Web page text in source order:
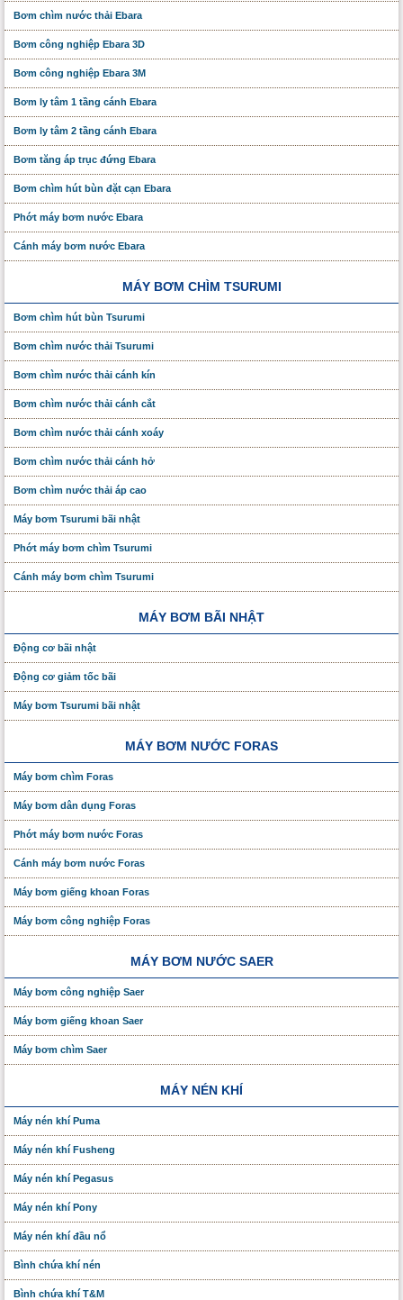
Bơm chìm nước thải Ebara
Bơm công nghiệp Ebara 3D
Bơm công nghiệp Ebara 3M
Bơm ly tâm 1 tầng cánh Ebara
Bơm ly tâm 2 tầng cánh Ebara
Bơm tăng áp trục đứng Ebara
Bơm chìm hút bùn đặt cạn Ebara
Phớt máy bơm nước Ebara
Cánh máy bơm nước Ebara
MÁY BƠM CHÌM TSURUMI
Bơm chìm hút bùn Tsurumi
Bơm chìm nước thải Tsurumi
Bơm chìm nước thải cánh kín
Bơm chìm nước thải cánh cắt
Bơm chìm nước thải cánh xoáy
Bơm chìm nước thải cánh hở
Bơm chìm nước thải áp cao
Máy bơm Tsurumi bãi nhật
Phớt máy bơm chìm Tsurumi
Cánh máy bơm chìm Tsurumi
MÁY BƠM BÃI NHẬT
Động cơ bãi nhật
Động cơ giảm tốc bãi
Máy bơm Tsurumi bãi nhật
MÁY BƠM NƯỚC FORAS
Máy bơm chìm Foras
Máy bơm dân dụng Foras
Phớt máy bơm nước Foras
Cánh máy bơm nước Foras
Máy bơm giếng khoan Foras
Máy bơm công nghiệp Foras
MÁY BƠM NƯỚC SAER
Máy bơm công nghiệp Saer
Máy bơm giếng khoan Saer
Máy bơm chìm Saer
MÁY NÉN KHÍ
Máy nén khí Puma
Máy nén khí Fusheng
Máy nén khí Pegasus
Máy nén khí Pony
Máy nén khí đầu nổ
Bình chứa khí nén
Bình chứa khí T&M